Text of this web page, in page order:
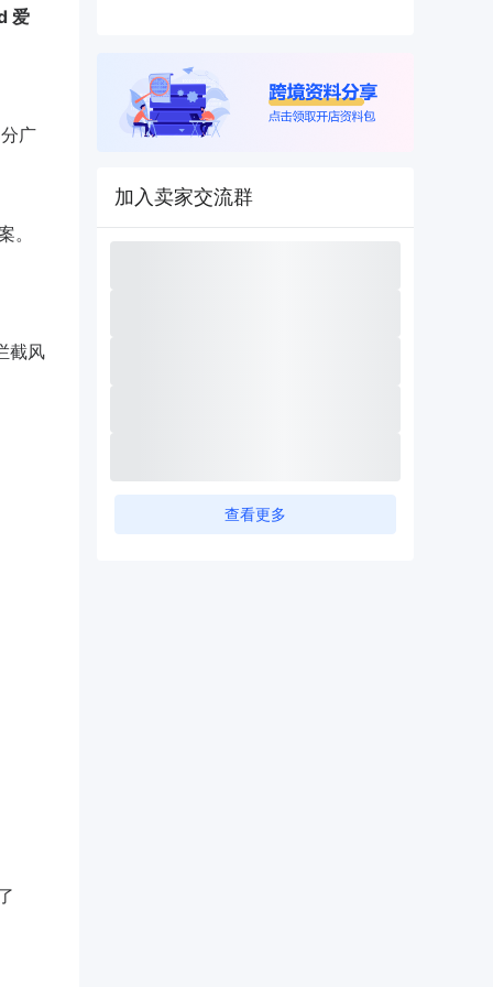
爱
广
。
截风
加入卖家交流群
查看更多